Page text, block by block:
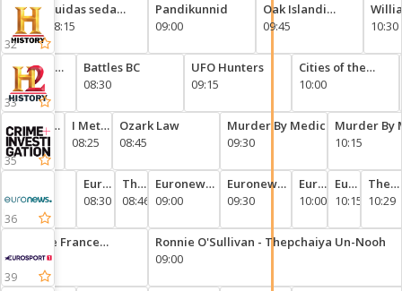
32
33
35
36
39
Kuidas seda
selgitada?
Tulnukate
erisaade
08:15
Pandikunnid
09:00
Oak Islandi
needus
09:45 10:30
Hunters:
Of The
Battles BC
08:30
UFO Hunters
09:15
Cities of the
Underworld
10:00
Motive
To
Murder
08:00
I Met
my
Online
08:25
Ozark Law
08:45
Murder By Medic
09:30
Murder By
10:15
Euronews
Now
08:30
The
Ring
08:46
Euronews
Now
09:00
Euronews
Now
09:30
Euronews
Now
10:00
Euronews
Now
10:15
The
Ring
10:29
Tour de France
Femmes avec Zwift |
Stage 5
08:00
Ronnie O'Sullivan - Thepchaiya Un-Nooh
09:00